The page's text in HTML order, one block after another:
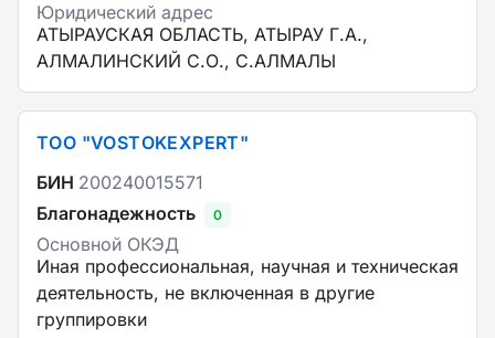
Юридический адрес
АТЫРАУСКАЯ ОБЛАСТЬ, АТЫРАУ Г.А.,
АЛМАЛИНСКИЙ С.О., С.АЛМАЛЫ
ТОО "VOSTOKEXPERT"
БИН 200240015571
Благонадежность
0
Основной ОКЭД
Иная профессиональная, научная и техническая
деятельность, не включенная в другие
группировки